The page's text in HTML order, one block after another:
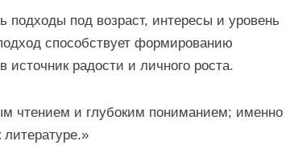
подходы под возраст, интересы и уровень
способствует формированию
радости и личного роста.
чтением и глубоким пониманием; именно